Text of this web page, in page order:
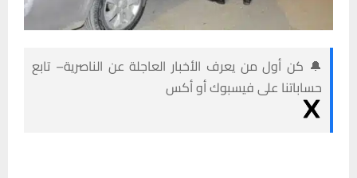
🔔 كن أول من يعرف الأخبار العاجلة عن الناصرية– تابع
حساباتنا على فيسبوك أو أكس